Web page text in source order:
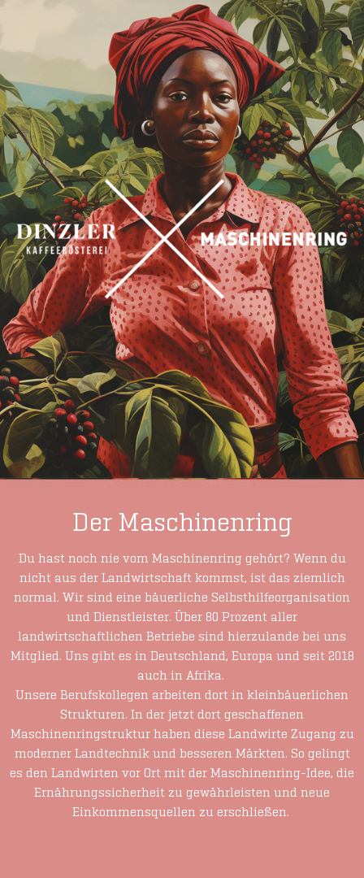
Der Maschinenring
Du hast noch nie vom Maschinenring gehört? Wenn du
nicht aus der Landwirtschaft kommst, ist das ziemlich
normal. Wir sind eine bäuerliche Selbsthilfeorganisation
und Dienstleister. Über 80 Prozent aller
landwirtschaftlichen Betriebe sind hierzulande bei uns
Mitglied. Uns gibt es in Deutschland, Europa und seit 2018
auch in Afrika.
Unsere Berufskollegen arbeiten dort in kleinbäuerlichen
Strukturen. In der jetzt dort geschaffenen
Maschinenringstruktur haben diese Landwirte Zugang zu
moderner Landtechnik und besseren Märkten. So gelingt
es den Landwirten vor Ort mit der Maschinenring-Idee, die
Ernährungssicherheit zu gewährleisten und neue
Einkommensquellen zu erschließen.